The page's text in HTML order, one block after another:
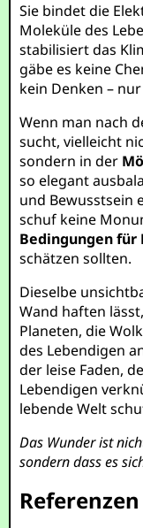
Sie bindet die
Moleküle des
stabilisiert das
gäbe es keine
kein Denken –
Wenn man nach
sucht, vielleicht
sondern in der
so elegant
und Bewusstsein
schuf keine
Bedingungen für
schätzen sollten.
Dieselbe
Wand haften
Planeten, die
des Lebendigen
der leise Faden,
Lebendigen
lebende Welt
Das Wunder ist
sondern dass es
Referenzen